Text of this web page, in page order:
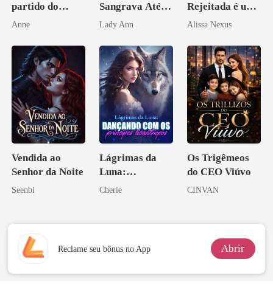
partido do
bilionário
Anne
Sangrava Até a
Morte, Ele
Lanternas Para
Ela
Lady Ann
Rejeitada é uma
Zilionária
Alissa Nexus
Vendida ao
Senhor da Noite
Seenbi
Lágrimas da
Luna:
Dançando com
Cherie
Os Trigêmeos
do CEO Viúvo
CINVAN
Reclame seu bônus no App Abrir